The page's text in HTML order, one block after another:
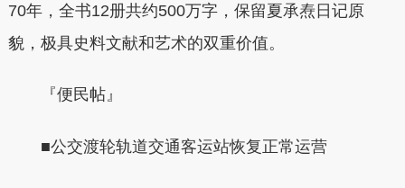
70年，全书12册共约500万字，保留夏承焘日记原
貌，极具史料文献和艺术的双重价值。
『便民帖』
■公交渡轮轨道交通客运站恢复正常运营